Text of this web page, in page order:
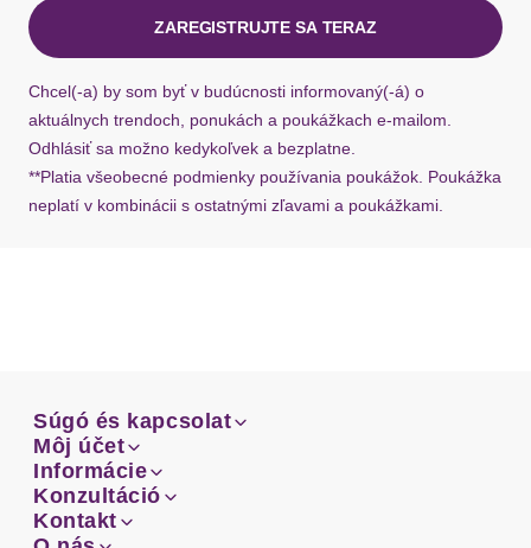
ZAREGISTRUJTE SA TERAZ
Chcel(-a) by som byť v budúcnosti informovaný(-á) o
aktuálnych trendoch, ponukách a poukážkach e-mailom.
Odhlásiť sa možno kedykoľvek a bezplatne.
**Platia všeobecné podmienky používania poukážok. Poukážka
neplatí v kombinácii s ostatnými zľavami a poukážkami.
Súgó és kapcsolat
Email
Facebook
Súgó és kapcsolat
Email
Facebook
Môj účet
Prehľad objednávok
Môj účet
Prehľad objednávok
Informácie
Doprava
Informácie
Doprava
Konzultáció
Sprievodca-veľkosťami
Konzultáció
Kontakt
Kontakt